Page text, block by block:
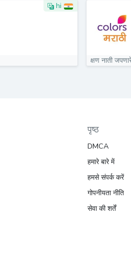
hi
क्षण नाती
पृष्ठ
DMCA
हमारे बारे में
हमसे संपर्क करें
गोपनीयता नीति
सेवा की शर्तें